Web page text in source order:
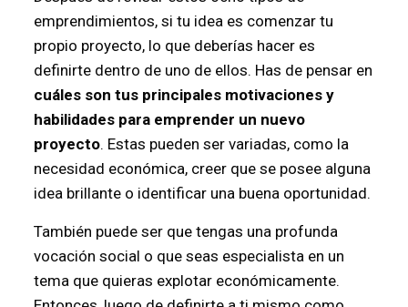
emprendimientos, si tu idea es comenzar tu
propio proyecto, lo que deberías hacer es
definirte dentro de uno de ellos. Has de pensar en
cuáles son tus principales motivaciones y
habilidades para emprender un nuevo
proyecto. Estas pueden ser variadas, como la
necesidad económica, creer que se posee alguna
idea brillante o identificar una buena oportunidad.
También puede ser que tengas una profunda
vocación social o que seas especialista en un
tema que quieras explotar económicamente.